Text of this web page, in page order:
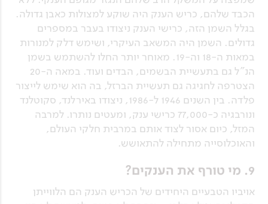
הכבד שלהם, כריש הענק היה שוקע למצולות כאבן גדולה.
בגלל השמן הזה, כרישי הענק ניצודו בעבר במספרים
גדולים. השמן היה המשאב העיקרי, ושימש דלק למנורות
במאות ה-18 וה-19. מאוחר יותר החלו להשתמש בשמן
הנ"ל גם בתעשיית הבשמים, הבדים ועוד. במאה ה-20
הצטרפה לחגיגה גם תעשיית הברזל, בה הוא שימש לייצור
פלדה. בין השנים 1946 ל-1986, ניצודו באירלנד, סקוטלנד
ונורבגיה כ-77,000 כרישי ענק, ומעטים נותרו. למרבה
המזל, כיום אסור לצוד אותם במרבית חלקי העולם,
והאוכלוסייה מתחילה להתאושש.
9. מי טורף את הענקים?
אויביו הטבעיים היחידים של הכריש הענק הם הלווייתן